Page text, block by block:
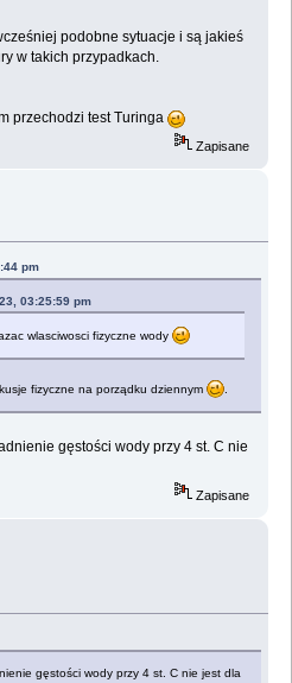
podobne sytuacje i są jakieś
w takich przypadkach.
przechodzi test Turinga
Zapisane
pm
03:25:59 pm
wlasciwosci fizyczne wody
fizyczne na porządku dziennym
gęstości wody przy 4 st. C nie
Zapisane
gęstości wody przy 4 st. C nie jest dla